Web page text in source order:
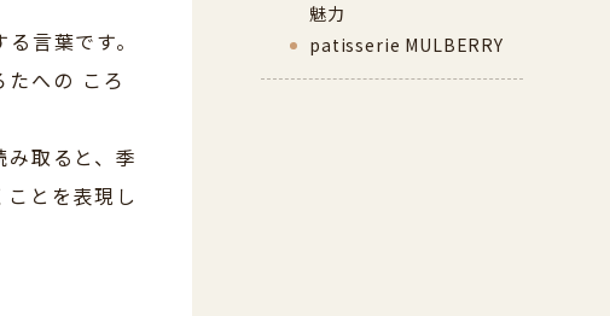
言葉です。
たへの ころ
取ると、季
とを表現し
魅力
patisserie MULBERRY